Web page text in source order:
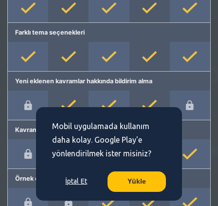
Farklı tema seçenekleri
Yeni eklenen kavramlar hakkında bildirim alma
Kavram önerme
Örnek cümleler
Mobil uygulamada kullanım
daha kolay. Google Play'e
yönlendirilmek ister misiniz?
İptal Et Yükle